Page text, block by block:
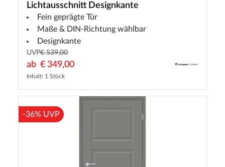
Lichtausschnitt Designkante
Fein geprägte Tür
Maße & DIN-Richtung wählbar
Designkante
UVP€ 539,00
ab € 349,00
Inhalt: 1 Stück
-36% UVP